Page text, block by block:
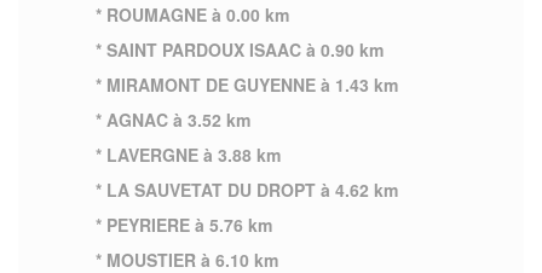
* ROUMAGNE à 0.00 km
* SAINT PARDOUX ISAAC à 0.90 km
* MIRAMONT DE GUYENNE à 1.43 km
* AGNAC à 3.52 km
* LAVERGNE à 3.88 km
* LA SAUVETAT DU DROPT à 4.62 km
* PEYRIERE à 5.76 km
* MOUSTIER à 6.10 km